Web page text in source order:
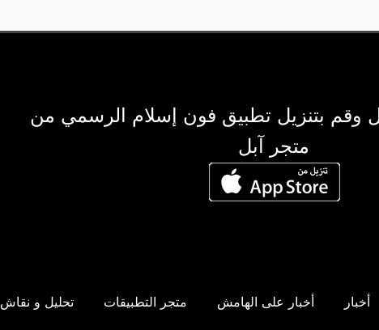
بتنزيل تطبيق فون إسلام الرسمي من
متجر آبل
أخبار أخبار على الهامش متجر التطبيقات تحليل و نقاش